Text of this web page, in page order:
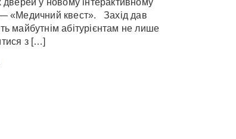
дверей у новому інтерактивному
«Медичний квест». Захід дав
майбутнім абітурієнтам не лише
з […]